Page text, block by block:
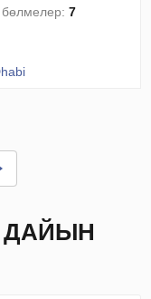
бөлмелер:7
ДАЙЫН